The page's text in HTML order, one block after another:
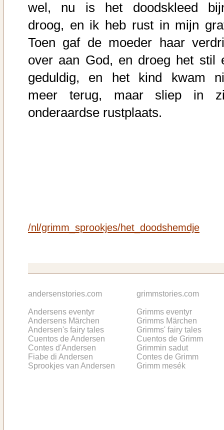
wel, nu is het doodskleed
droog, en ik heb rust in mijn
Toen gaf de moeder haar
over aan God, en droeg het stil
geduldig, en het kind kwam
meer terug, maar sliep in
onderaardse rustplaats.
/nl/grimm_sprookjes/het_doodshemdje
andersenstories.com
Andersens eventyr
Andersens Märchen
Andersen's fairy tales
Cuentos de Andersen
Contes d'Andersen
Fiabe di Andersen
Sprookjes van Andersen
grimmstories.com
Grimms eventyr
Grimms Märchen
Grimms' fairy tales
Cuentos de Grimm
Grimmin sadut
Contes de Grimm
Grimm mesék